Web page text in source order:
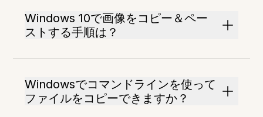
Windows 10で画像をコピー＆ペー
ストする手順は？
Windowsでコマンドラインを使って
ファイルをコピーできますか？